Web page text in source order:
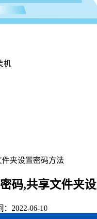
机
夹设置密码方法
码,共享文件夹
：2022-06-10